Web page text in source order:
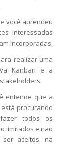
você aprendeu
interessadas
incorporadas.
realizar uma
Kanban e a
entende que a
procurando
todos os
limitados e não
aceitos. na